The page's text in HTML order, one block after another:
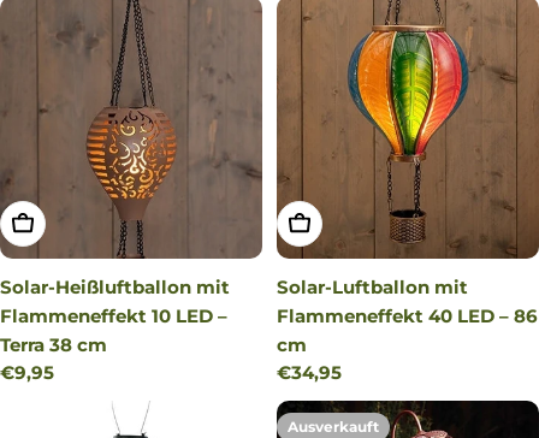
IN DEN WARENKORB LEGEN
Solar-Heißluftballon mit
Flammeneffekt 10 LED –
Terra 38 cm
Regulärer
€9,95
IN DEN WARENKORB
Solar-Luftballon mit
Flammeneffekt 40 LED – 86
cm
Regulärer
Preis
€34,95
Ausverkauft